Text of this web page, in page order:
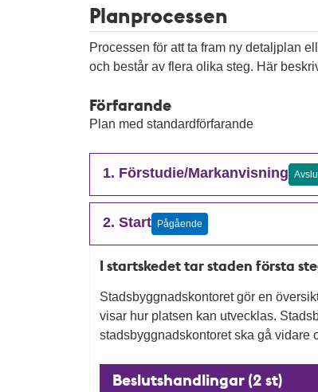
Planprocessen
Processen för att ta fram ny detaljplan
och består av flera olika steg. Här
Förfarande
Plan med standardförfarande
1. Förstudie/Markanvisning
2. Start Pågående
I startskedet tar staden första
Stadsbyggnadskontoret gör en
visar hur platsen kan utvecklas.
stadsbyggnadskontoret ska gå vidare
Beslutshandlingar (2 st)